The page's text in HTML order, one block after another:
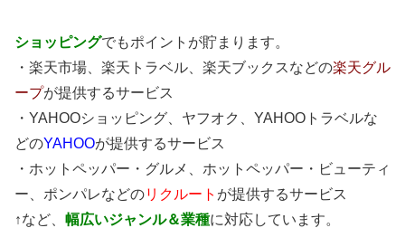
ショッピングでもポイントが貯まります。
・楽天市場、楽天トラベル、楽天ブックスなどの楽天グル
ープが提供するサービス
・YAHOOショッピング、ヤフオク、YAHOOトラベルな
どのYAHOOが提供するサービス
・ホットペッパー・グルメ、ホットペッパー・ビューティ
ー、ポンパレなどのリクルート が提供するサービス
↑など、 幅広いジャンル＆業種に対応しています。